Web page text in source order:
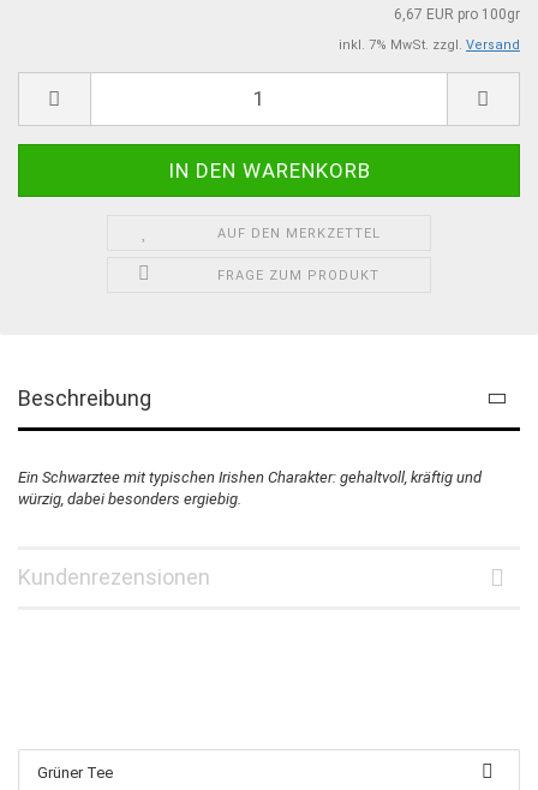
6,67 EUR pro 100gr
inkl. 7% MwSt. zzgl. Versand
AUF DEN MERKZETTEL
FRAGE ZUM PRODUKT
Beschreibung
Ein Schwarztee mit typischen Irishen Charakter: gehaltvoll, kräftig und
würzig, dabei besonders ergiebig.
Kundenrezensionen
Grüner Tee